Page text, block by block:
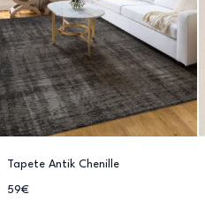
Tapete Antik Chenille
59€